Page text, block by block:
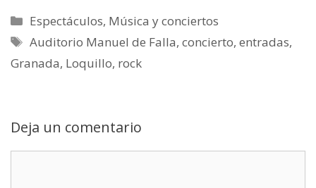
A
p
p
r
a
m
t
t
e
o
k
I
n
Categorías
Espectáculos, Música y conciertos
Etiquetas
Auditorio Manuel de Falla,concierto,entradas,
Granada, Loquillo, rock
Deja un comentario